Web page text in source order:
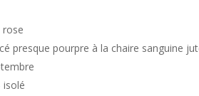
rose
presque pourpre à la chaire sanguine
isolé